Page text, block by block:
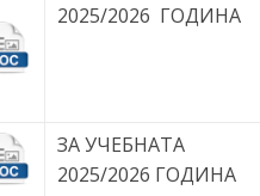
2025/2026 ГОДИНА
ЗА УЧЕБНАТА
2025/2026 ГОДИНА